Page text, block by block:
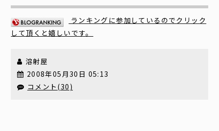
ランキングに参加しているのでクリック
して頂くと嬉しいです。
溶射屋
2008年05月30日 05:13
コメント(30)